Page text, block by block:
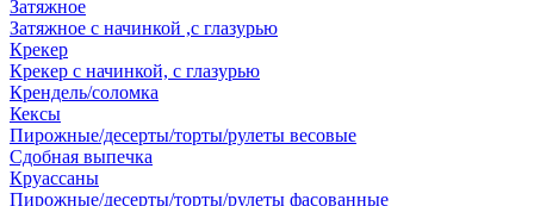
Затяжное
Затяжное с начинкой ,с глазурью
Крекер
Крекер с начинкой, с глазурью
Крендель/соломка
Кексы
Пирожные/десерты/торты/рулеты весовые
Сдобная выпечка
Круассаны
Пирожные/десерты/торты/рулеты фасованные